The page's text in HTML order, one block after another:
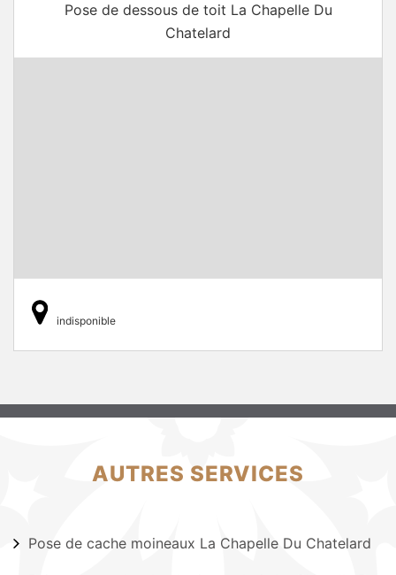
Pose de dessous de toit La Chapelle Du
Chatelard
indisponible
AUTRES SERVICES
Pose de cache moineaux La Chapelle Du Chatelard